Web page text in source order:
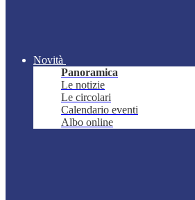
Novità
Panoramica
Le notizie
Le circolari
Calendario eventi
Albo online